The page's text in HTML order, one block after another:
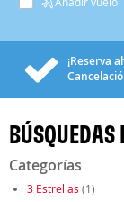
¡Reserva
BÚSQUEDAS
Categorías
3 Estrellas (1)